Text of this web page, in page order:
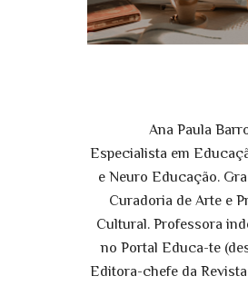
Ana Paula
Especialista em
e Neuro Educação.
Curadoria de Arte e
Cultural. Professora
no Portal Educa-te
Editora-chefe da